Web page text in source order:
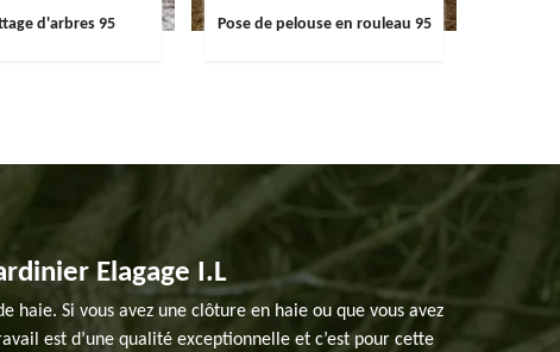
d'arbres 95 Pose de pelouse en rouleau 95
Elagage I.L
Si vous avez une clôture en haie ou que vous avez
est d’une qualité exceptionnelle et c’est pour cette